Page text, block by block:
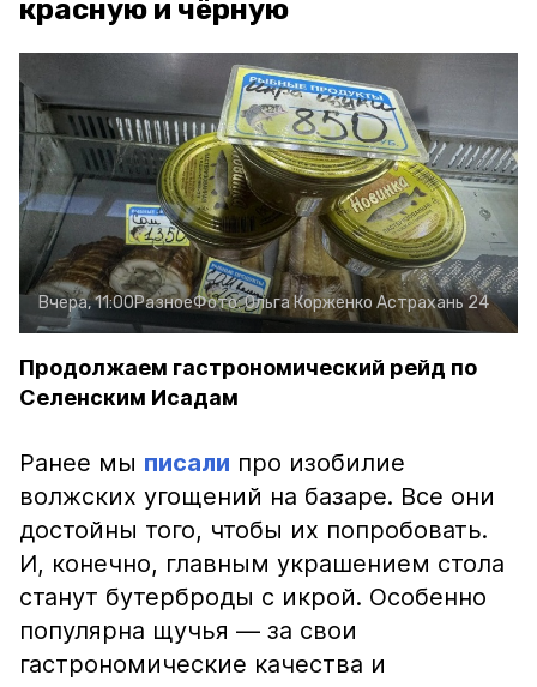
красную и чёрную
Вчера, 11:00РазноеФото:Ольга Корженко Астрахань 24
Продолжаем гастрономический рейд по
Селенским Исадам
Ранее мы писали про изобилие
волжских угощений на базаре. Все они
достойны того, чтобы их попробовать.
И, конечно, главным украшением стола
станут бутерброды с икрой. Особенно
популярна щучья — за свои
гастрономические качества и